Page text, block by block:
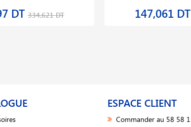
DT334,621 DT 147,061
ESPACE CLIENT
Commander au 58 58